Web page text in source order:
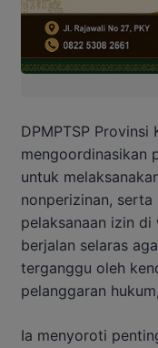
DPMPTSP
mengoordinasikan
untuk
nonperizinan,
pelaksanaan izin di
berjalan selaras
terganggu oleh
pelanggaran
Ia menyoroti